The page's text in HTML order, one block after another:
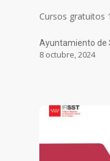
Cursos gratuitos
Ayuntamiento de
8 octubre, 2024